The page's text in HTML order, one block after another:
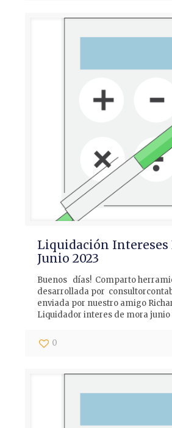
Liquidación Intereses
Junio 2023
Buenos días! Comparto
desarrollada por
enviada por nuestro amigo
Liquidador interes de mora junio
0